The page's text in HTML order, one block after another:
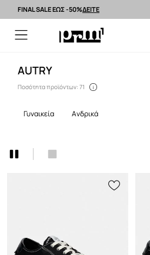
FINAL SALE ΕΩΣ -50%ΔΕΙΤΕ
AUTRY
Ποσότητα προϊόντων: 71
γυναικεία ανδρικά